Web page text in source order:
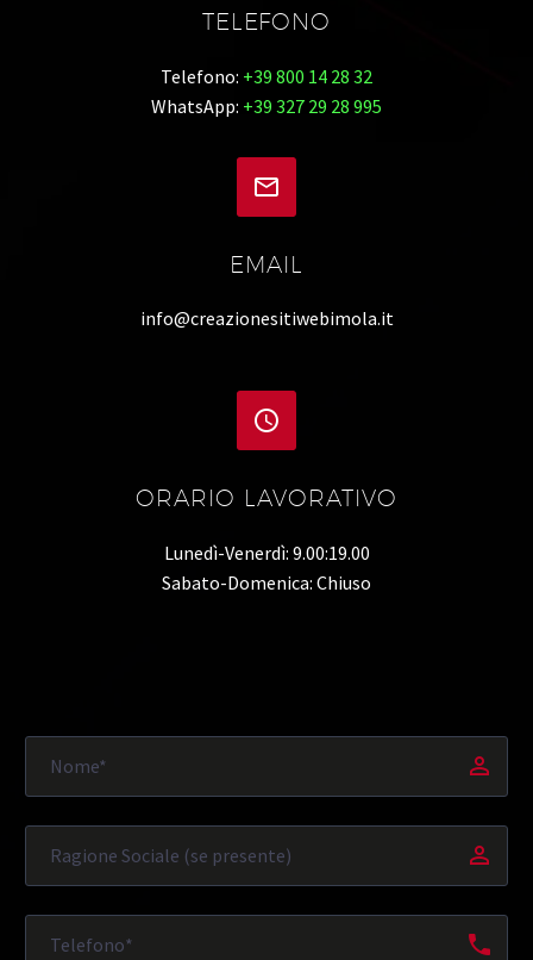
TELEFONO
Telefono: +39 800 14 28 32
WhatsApp: +39 327 29 28 995


EMAIL
info@creazionesitiwebimola.it


ORARIO LAVORATIVO
Lunedì-Venerdì: 9.00:19.00
Sabato-Domenica: Chiuso